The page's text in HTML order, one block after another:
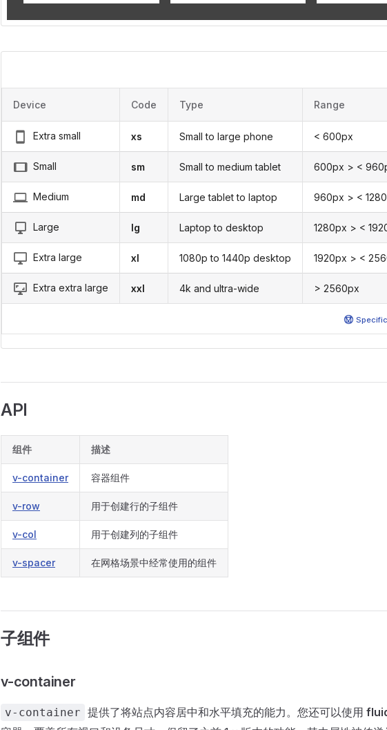
Device Code Type Range
Extra small xs Small to large phone < 600px
Small sm Small to medium tablet 600px > <
Medium md Large tablet to laptop 960px > <
Large lg Laptop to desktop 1280px > <
Extra large xl 1080p to 1440p desktop 1920px > <
Extra extra large xxl 4k and ultra-wide > 2560px
API
组件 描述
v-container 容器组件
v-row 用于创建行的子组件
v-col 用于创建列的子组件
v-spacer 在网格场景中经常使用的组件
子组件
v-container
v-container 提供了将站点内容居中和水平填充的能力。您还可以使用